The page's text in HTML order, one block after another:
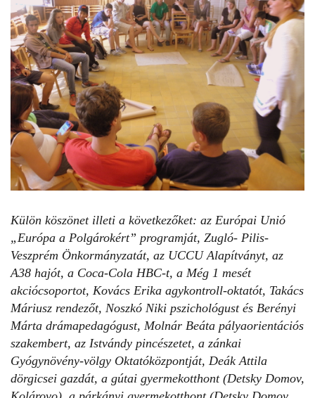
Külön köszönet illeti a következőket: az Európai Unió
„Európa a Polgárokért” programját, Zugló- Pilis-
Veszprém Önkormányzatát, az UCCU Alapítványt, az
A38 hajót, a Coca-Cola HBC-t, a Még 1 mesét
akciócsoportot, Kovács Erika agykontroll-oktatót, Takács
Máriusz rendezőt, Noszkó Niki pszichológust és Berényi
Márta drámapedagógust, Molnár Beáta pályaorientációs
szakembert, az Istvándy pincészetet, a zánkai
Gyógynövény-völgy Oktatóközpontját, Deák Attila
dörgicsei gazdát, a gútai gyermekotthont (Detsky Domov,